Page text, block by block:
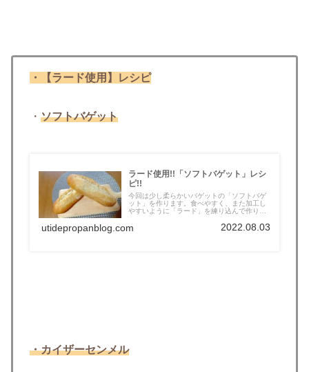
・【ラード使用】レシピ
・ ソフトバゲット
ラード使用!!「ソフトバゲット」レシ
ピ!!
今回は少し柔らかいバゲットの「ソフトバゲ
ット」を作ります。食べやすく、また加工し
やすいように「ラード」を練り込んで作り
utidepropanblog.com 2022.08.03
・カイザーセンメル